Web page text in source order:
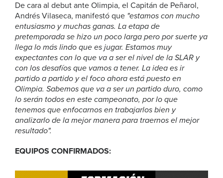
De cara al debut ante Olimpia, el Capitán de Peñarol,
Andrés Vilaseca, manifestó que "estamos con mucho
entusiasmo y muchas ganas. La etapa de
pretemporada se hizo un poco larga pero por suerte ya
llega lo más lindo que es jugar. Estamos muy
expectantes con lo que va a ser el nivel de la SLAR y
con los desafíos que vamos a tener. La idea es ir
partido a partido y el foco ahora está puesto en
Olimpia. Sabemos que va a ser un partido duro, como
lo serán todos en este campeonato, por lo que
tenemos que enfocarnos en trabajarlos bien y
analizarlo de la mejor manera para traernos el mejor
resultado".
EQUIPOS CONFIRMADOS: